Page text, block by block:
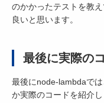
のかかったテストを教
良いと思います。
最後に実際の
最後にnode-lambdaで
か実際のコードを紹介し